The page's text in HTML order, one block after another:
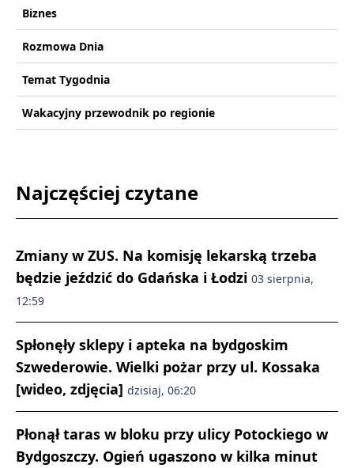
Biznes
Rozmowa Dnia
Temat Tygodnia
Wakacyjny przewodnik po regionie
Najczęściej czytane
Zmiany w ZUS. Na komisję lekarską trzeba
będzie jeździć do Gdańska i Łodzi 03 sierpnia,
12:59
Spłonęły sklepy i apteka na bydgoskim
Szwederowie. Wielki pożar przy ul. Kossaka
[wideo, zdjęcia] dzisiaj, 06:20
Płonął taras w bloku przy ulicy Potockiego w
Bydgoszczy. Ogień ugaszono w kilka minut